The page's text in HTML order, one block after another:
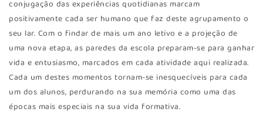
conjugação das experiências quotidianas marcam
positivamente cada ser humano que faz deste agrupamento o
seu lar. Com o findar de mais um ano letivo e a projeção de
uma nova etapa, as paredes da escola preparam-se para ganhar
vida e entusiasmo, marcados em cada atividade aqui realizada.
Cada um destes momentos tornam-se inesquecíveis para cada
um dos alunos, perdurando na sua memória como uma das
épocas mais especiais na sua vida formativa.